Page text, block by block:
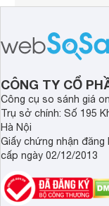
CÔNG TY CỔ
Công cụ so sánh giá
Trụ sở chính: Số 195
Hà Nội
Giấy chứng nhận đăng
cấp ngày 02/12/2013